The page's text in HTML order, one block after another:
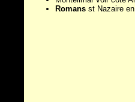
Romans st Nazaire